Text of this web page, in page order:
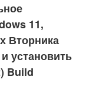
11,
Вторника
установить
Build